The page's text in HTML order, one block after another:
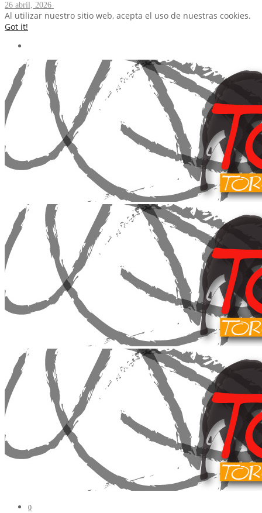
26 abril, 2026
Al utilizar nuestro sitio web, acepta el uso de nuestras cookies.
Got it!
0